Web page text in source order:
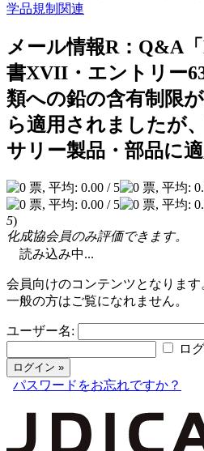
学品規制関連
メール情報R：Q&A
書XVII・エントリー
類への鉛の含有制限
ら適用されましたが
サリー製品・部品に適
5)
化成協会員のみ評価できます。
読み込み中...
会員向けのコンテンツとなります
一般の方はご覧になれません。
ユーザー名:
ロ
パスワードをお忘れですか？